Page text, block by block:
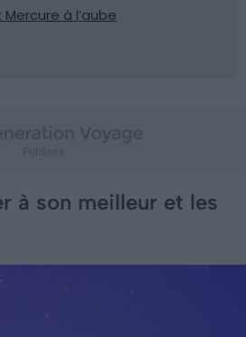
Mercure à l’aube
à son meilleur et les